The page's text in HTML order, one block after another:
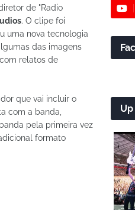
de "Radio
. O clipe foi
uma nova tecnologia
das imagens
relatos de
que vai incluir o
com a banda,
pela primeira vez
formato